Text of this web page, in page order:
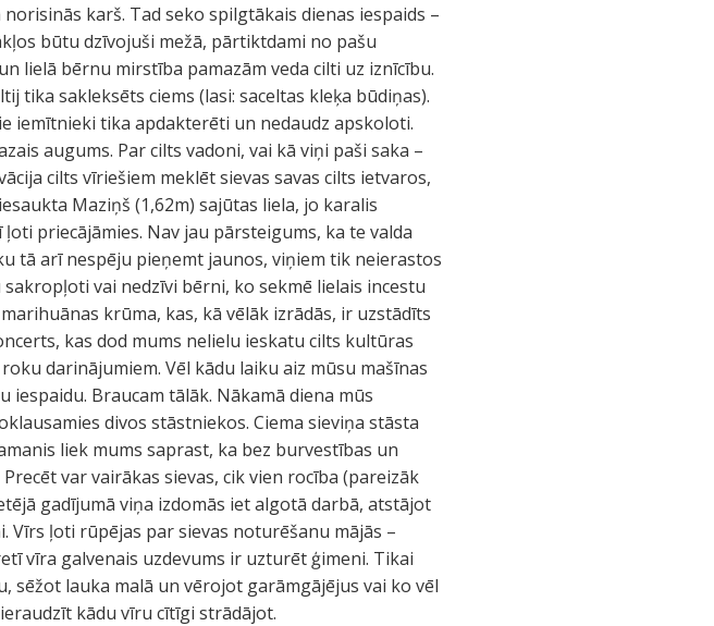
karš. Tad seko spilgtākais dienas iespaids –
būtu dzīvojuši mežā, pārtiktdami no pašu
lielā bērnu mirstība pamazām veda cilti uz iznīcību.
tika sakleksēts ciems (lasi: saceltas kleķa būdiņas).
iemītnieki tika apdakterēti un nedaudz apskoloti.
augums. Par cilts vadoni, vai kā viņi paši saka –
cilts vīriešiem meklēt sievas savas cilts ietvaros,
Maziņš (1,62m) sajūtas liela, jo karalis
priecājāmies. Nav jau pārsteigums, ka te valda
tā arī nespēju pieņemt jaunos, viņiem tik neierastos
vai nedzīvi bērni, ko sekmē lielais incestu
krūma, kas, kā vēlāk izrādās, ir uzstādīts
kas dod mums nelielu ieskatu cilts kultūras
darinājumiem. Vēl kādu laiku aiz mūsu mašīnas
Braucam tālāk. Nākamā diena mūs
divos stāstniekos. Ciema sieviņa stāsta
liek mums saprast, ka bez burvestības un
var vairākas sievas, cik vien rocība (pareizāk
gadījumā viņa izdomās iet algotā darbā, atstājot
Vīrs ļoti rūpējas par sievas noturēšanu mājās –
vīra galvenais uzdevums ir uzturēt ģimeni. Tikai
sēžot lauka malā un vērojot garāmgājējus vai ko vēl
kādu vīru cītīgi strādājot.